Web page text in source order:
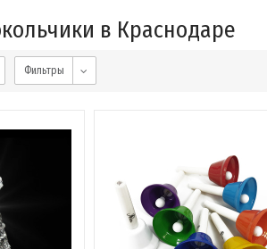
в Краснодаре
Фильтры